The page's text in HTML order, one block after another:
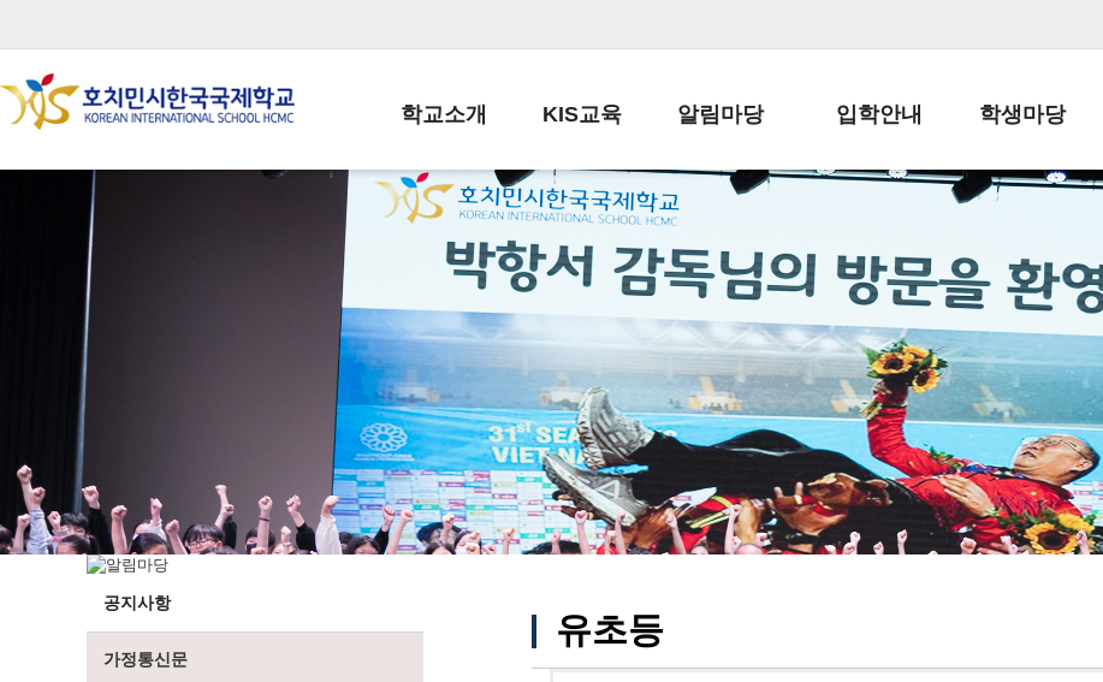
학교소개
학교장인사말
학교상징
학교연혁
교직원현황
학생현황
위치/전화
전경사진
KIS교육
교육목표
학사일정
일과시간표
성과평가자료
알림마당
공지사항
납부금 안내
스쿨버스 운행 안내
급식안내
서식자료실
학부모방
정기고사 기출문제
입학안내
전-편입 서류양식
입학금/수업료
교복구입안내
학생마당
학생생활규정
학교신문
자율진로동아리
유초등 소식지
공지사항
가정통신문
유초등